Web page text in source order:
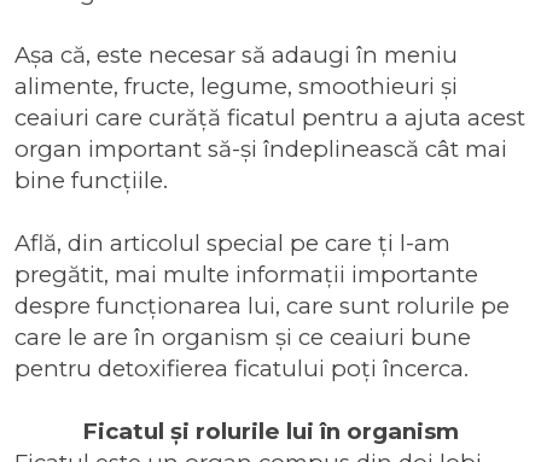
Așa că, este necesar să adaugi în meniu
alimente, fructe, legume, smoothieuri și
ceaiuri care curăță ficatul pentru a ajuta acest
organ important să-și îndeplinească cât mai
bine funcțiile.
Află, din articolul special pe care ți l-am
pregătit, mai multe informații importante
despre funcționarea lui, care sunt rolurile pe
care le are în organism și ce ceaiuri bune
pentru detoxifierea ficatului poți încerca.
Ficatul și rolurile lui în organism